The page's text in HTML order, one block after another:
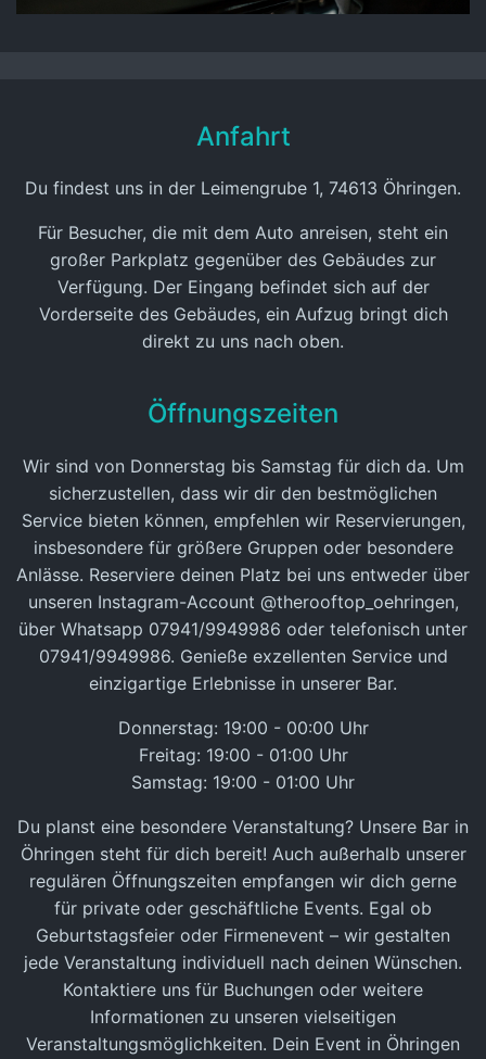
Anfahrt
Du findest uns in der Leimengrube 1, 74613 Öhringen.
Für Besucher, die mit dem Auto anreisen, steht ein
großer Parkplatz gegenüber des Gebäudes zur
Verfügung. Der Eingang befindet sich auf der
Vorderseite des Gebäudes, ein Aufzug bringt dich
direkt zu uns nach oben.
Öffnungszeiten
Wir sind von Donnerstag bis Samstag für dich da. Um
sicherzustellen, dass wir dir den bestmöglichen
Service bieten können, empfehlen wir Reservierungen,
insbesondere für größere Gruppen oder besondere
Anlässe. Reserviere deinen Platz bei uns entweder über
unseren Instagram-Account @therooftop_oehringen,
über Whatsapp 07941/9949986 oder telefonisch unter
07941/9949986. Genieße exzellenten Service und
einzigartige Erlebnisse in unserer Bar.
Donnerstag: 19:00 - 00:00 Uhr
Freitag: 19:00 - 01:00 Uhr
Samstag: 19:00 - 01:00 Uhr
Du planst eine besondere Veranstaltung? Unsere Bar in
Öhringen steht für dich bereit! Auch außerhalb unserer
regulären Öffnungszeiten empfangen wir dich gerne
für private oder geschäftliche Events. Egal ob
Geburtstagsfeier oder Firmenevent – wir gestalten
jede Veranstaltung individuell nach deinen Wünschen.
Kontaktiere uns für Buchungen oder weitere
Informationen zu unseren vielseitigen
Veranstaltungsmöglichkeiten. Dein Event in Öhringen